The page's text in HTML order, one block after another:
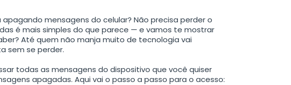
mensagens do celular? Não precisa perder o
é mais simples do que parece — e vamos te mostrar
Até quem não manja muito de tecnologia vai
sem se perder.
todas as mensagens do dispositivo que você quiser
apagadas. Aqui vai o passo a passo para o acesso: